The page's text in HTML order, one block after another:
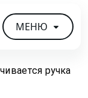
МЕНЮ
ручка